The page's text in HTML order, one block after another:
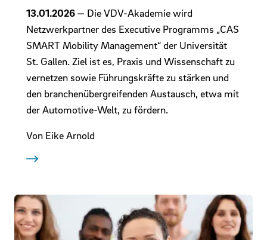
13.01.2026— Die VDV-Akademie wird
Netzwerkpartner des Executive Programms „CAS
SMART Mobility Management“ der Universität
St. Gallen. Ziel ist es, Praxis und Wissenschaft zu
vernetzen sowie Führungskräfte zu stärken und
den branchenübergreifenden Austausch, etwa mit
der Automotive-Welt, zu fördern.
Von Eike Arnold